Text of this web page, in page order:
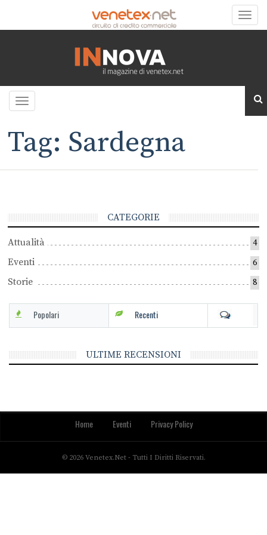
Toggle
Toggle
Tag: Sardegna
CATEGORIE
Attualità 4
Eventi 6
Storie 8
Popolari Recenti
ULTIME RECENSIONI
Home Eventi Privacy Policy
© 2026 Venetex.net - Tutti I Diritti Riservati.